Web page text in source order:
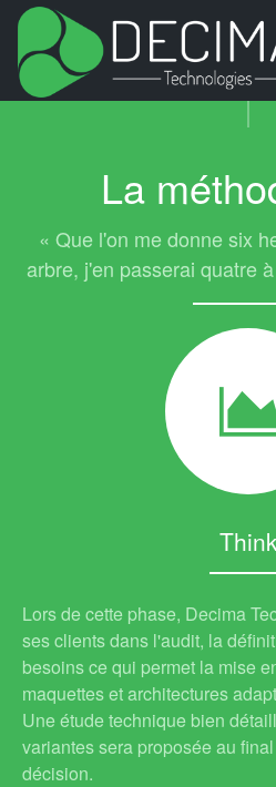
La
« Que l'on me donne six
arbre, j'en passerai quatre
Lors de cette phase, Decima
ses clients dans l'audit, la
besoins ce qui permet la mise
maquettes et architectures
Une étude technique bien
variantes sera proposée au
décision.